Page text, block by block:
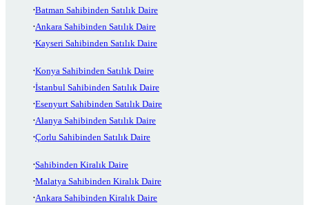
Batman Sahibinden Satılık Daire
Ankara Sahibinden Satılık Daire
Kayseri Sahibinden Satılık Daire
Konya Sahibinden Satılık Daire
İstanbul Sahibinden Satılık Daire
Esenyurt Sahibinden Satılık Daire
Alanya Sahibinden Satılık Daire
Çorlu Sahibinden Satılık Daire
Sahibinden Kiralık Daire
Malatya Sahibinden Kiralık Daire
Ankara Sahibinden Kiralık Daire